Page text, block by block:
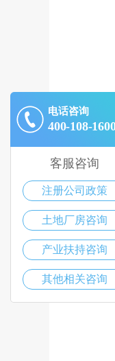
电话咨询
400-108-
客服咨询
注册公司政策
土地厂房咨询
产业扶持咨询
其他相关咨询